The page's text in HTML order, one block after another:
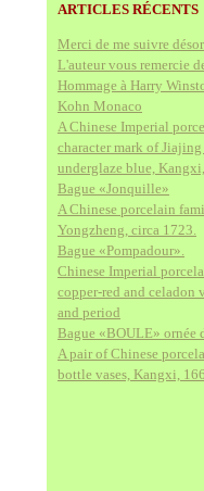
ARTICLES RÉCENTS
Merci de me suivre
L'auteur vous remercie
Hommage à Harry
Kohn Monaco
A Chinese Imperial
character mark of
underglaze blue, Kangxi,
Bague «Jonquille»
A Chinese porcelain
Yongzheng, circa 1723.
Bague «Pompadour».
Chinese Imperial
copper-red and celadon
and period
Bague «BOULE» ornée
A pair of Chinese
bottle vases, Kangxi,